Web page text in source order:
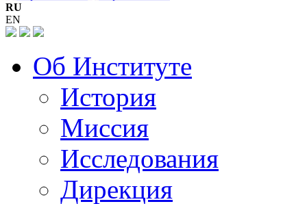
RU
EN
Об Институте
История
Миссия
Исследования
Дирекция